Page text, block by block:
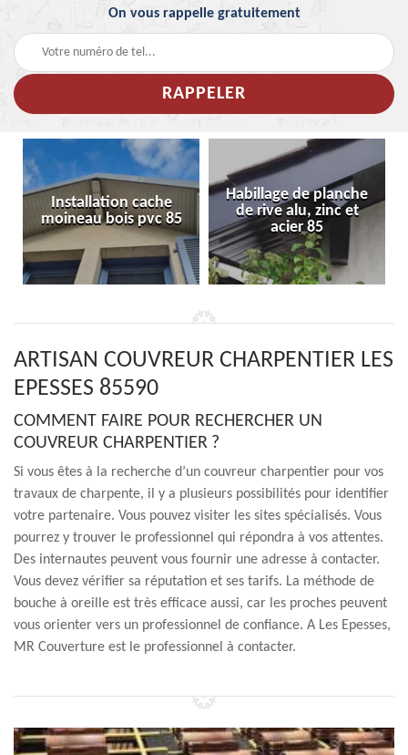
On vous rappelle gratuitement
Installation cache
moineau bois pvc 85
Habillage de planche
de rive alu, zinc et
acier 85
ARTISAN COUVREUR CHARPENTIER LES
EPESSES 85590
COMMENT FAIRE POUR RECHERCHER UN
COUVREUR CHARPENTIER ?
Si vous êtes à la recherche d’un couvreur charpentier pour vos
travaux de charpente, il y a plusieurs possibilités pour identifier
votre partenaire. Vous pouvez visiter les sites spécialisés. Vous
pourrez y trouver le professionnel qui répondra à vos attentes.
Des internautes peuvent vous fournir une adresse à contacter.
Vous devez vérifier sa réputation et ses tarifs. La méthode de
bouche à oreille est très efficace aussi, car les proches peuvent
vous orienter vers un professionnel de confiance. A Les Epesses,
MR Couverture est le professionnel à contacter.